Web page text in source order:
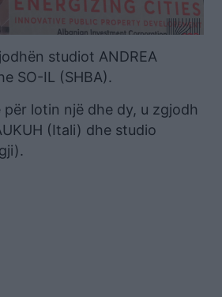
studiot ANDREA
SO-IL (SHBA).
lotin një dhe dy, u zgjodh
(Itali) dhe studio